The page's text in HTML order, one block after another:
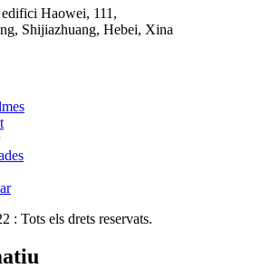
Haowei, 111,
Shijiazhuang, Hebei, Xina
: Tots els drets reservats.